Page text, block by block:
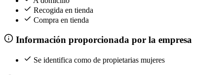
Recogida en tienda
Compra en tienda
Información proporcionada por la empresa
Se identifica como de propietarias mujeres